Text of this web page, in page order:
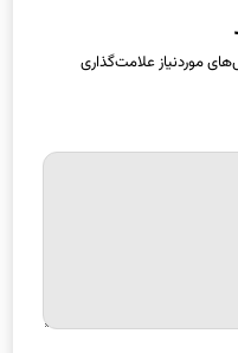
موردنیاز علامت‌گذاری